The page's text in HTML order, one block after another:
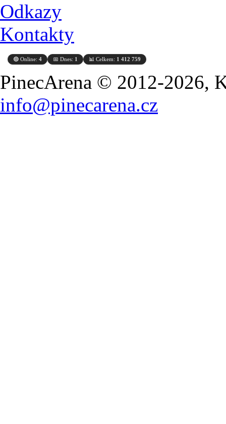
Odkazy
Kontakty
🟢 Online: 4 📅 Dnes: 1 📊 Celkem: 1 412 759
PinecArena © 2012-2026,
info@pinecarena.cz